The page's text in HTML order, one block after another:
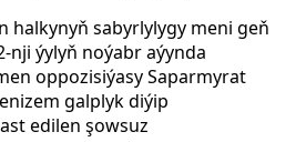
halkynyň sabyrlylygy meni geň
nji ýylyň noýabr aýynda
oppozisiýasy Saparmyrat
galplyk diýip
edilen şowsuz